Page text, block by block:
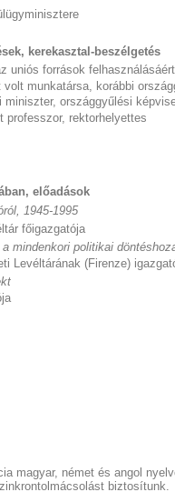
kerekasztal-beszélgetés
uniós források
volt munkatársa, korábbi
országgyűlési
professzor, rektorhelyettes
előadások
1945-1995
főigazgatója
mindenkori politikai
Levéltárának (Firenze)
magyar, német és angol
biztosítunk.